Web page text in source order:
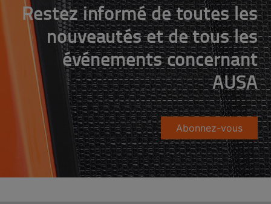
Restez informé de toutes les
nouveautés et de tous les
événements concernant
AUSA
Abonnez-vous